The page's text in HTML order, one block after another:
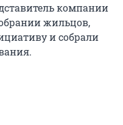
компании
жильцов,
и собрали